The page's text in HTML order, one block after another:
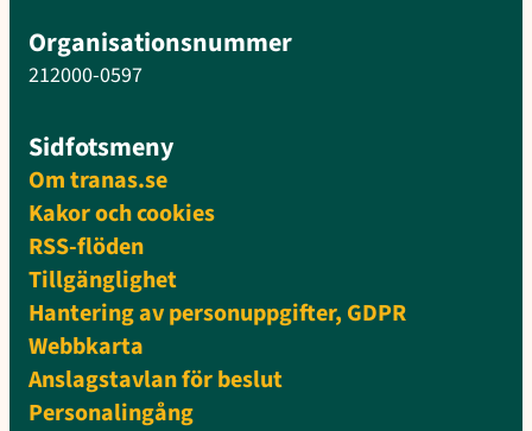
Organisationsnummer
212000-0597
Sidfotsmeny
Om tranas.se
Kakor och cookies
RSS-flöden
Tillgänglighet
Hantering av personuppgifter, GDPR
Webbkarta
Anslagstavlan för beslut
Personalingång